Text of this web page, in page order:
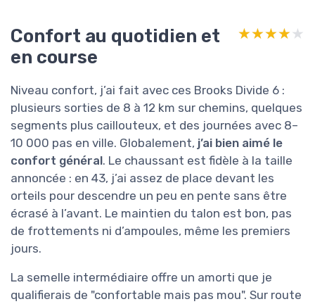
Confort au quotidien et
en course
★★★★★
★★★★★
Niveau confort, j’ai fait avec ces Brooks Divide 6 :
plusieurs sorties de 8 à 12 km sur chemins, quelques
segments plus caillouteux, et des journées avec 8–
10 000 pas en ville. Globalement, j’ai bien aimé le
confort général. Le chaussant est fidèle à la taille
annoncée : en 43, j’ai assez de place devant les
orteils pour descendre un peu en pente sans être
écrasé à l’avant. Le maintien du talon est bon, pas
de frottements ni d’ampoules, même les premiers
jours.
La semelle intermédiaire offre un amorti que je
qualifierais de "confortable mais pas mou". Sur route